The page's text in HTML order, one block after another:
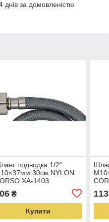
за домовленістю
подводка 1/2"
30см NYLON
XA-1403
₴
Купити
113